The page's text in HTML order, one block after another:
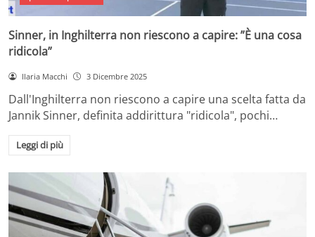
Sinner, in Inghilterra non riescono a capire: ”È una cosa
ridicola”
Ilaria Macchi 3 Dicembre 2025
Dall'Inghilterra non riescono a capire una scelta fatta da
Jannik Sinner, definita addirittura "ridicola", pochi…
Leggi di più